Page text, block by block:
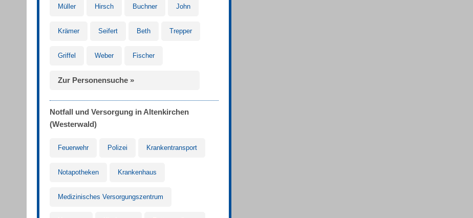
Müller Hirsch Buchner John
Krämer Seifert Beth Trepper
Griffel Weber Fischer
Zur Personensuche »
Notfall und Versorgung in Altenkirchen
(Westerwald)
Feuerwehr Polizei Krankentransport
Notapotheken Krankenhaus
Medizinisches Versorgungszentrum